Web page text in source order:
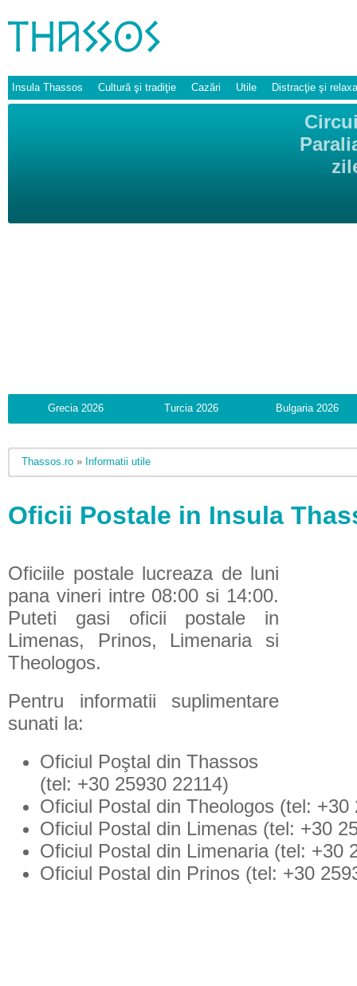
Insula Thassos Cultură şi tradiţie Cazări Utile Distracţie şi
Grecia 2026 Turcia 2026 Bulgaria 2026
Thassos.ro » Informatii utile
Oficii Postale in Insula
Oficiile postale lucreaza de luni
pana vineri intre 08:00 si 14:00.
Puteti gasi oficii postale in
Limenas, Prinos, Limenaria si
Theologos.
Pentru informatii suplimentare
sunati la:
Oficiul Poştal din Thassos
(tel: +30 25930 22114)
Oficiul Postal din Theologos (tel: +30
Oficiul Postal din Limenas (tel: +30
Oficiul Postal din Limenaria (tel: +30
Oficiul Postal din Prinos (tel: +30